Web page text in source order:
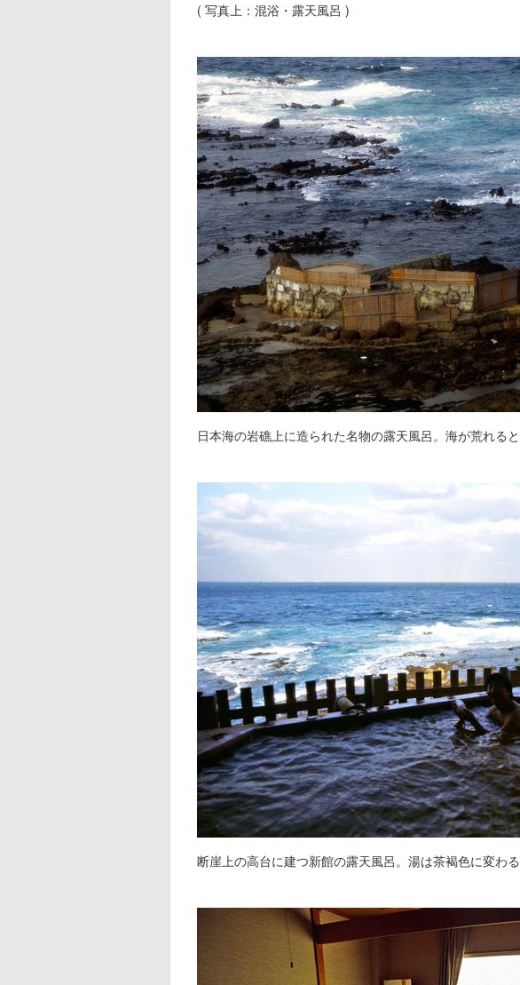
( 写真上：混浴・露天風呂 )
日本海の岩礁上に造られた名物の露天風呂。海が荒れる
断崖上の高台に建つ新館の露天風呂。湯は茶褐色に変わ